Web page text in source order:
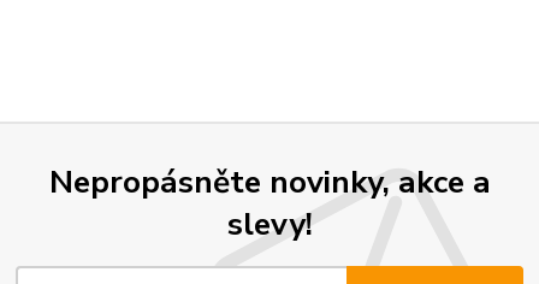
Nepropásněte novinky, akce a
slevy!